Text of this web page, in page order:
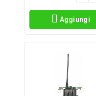
Aggiungi